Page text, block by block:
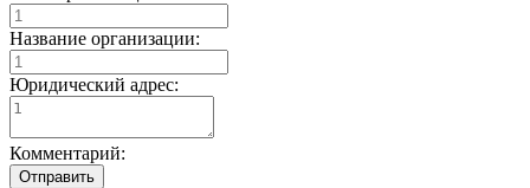
Название организации:
Юридический адрес:
Комментарий:
Отправить